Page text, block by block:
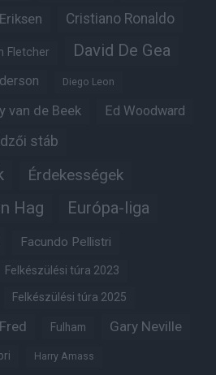
Cristiano Ronaldo
Fletcher David De Gea
Diego Leon
van de Beek Ed Woodward
stáb
Érdekességek
Hag Európa-liga
Facundo Pellistri
Felkészülési túra 2023
Felkészülési túra 2025
Fred Fulham Gary Neville
Harry Amass